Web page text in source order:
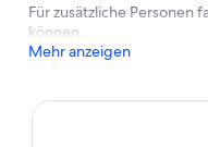
Für zusätzliche
können.
Mehr anzeigen